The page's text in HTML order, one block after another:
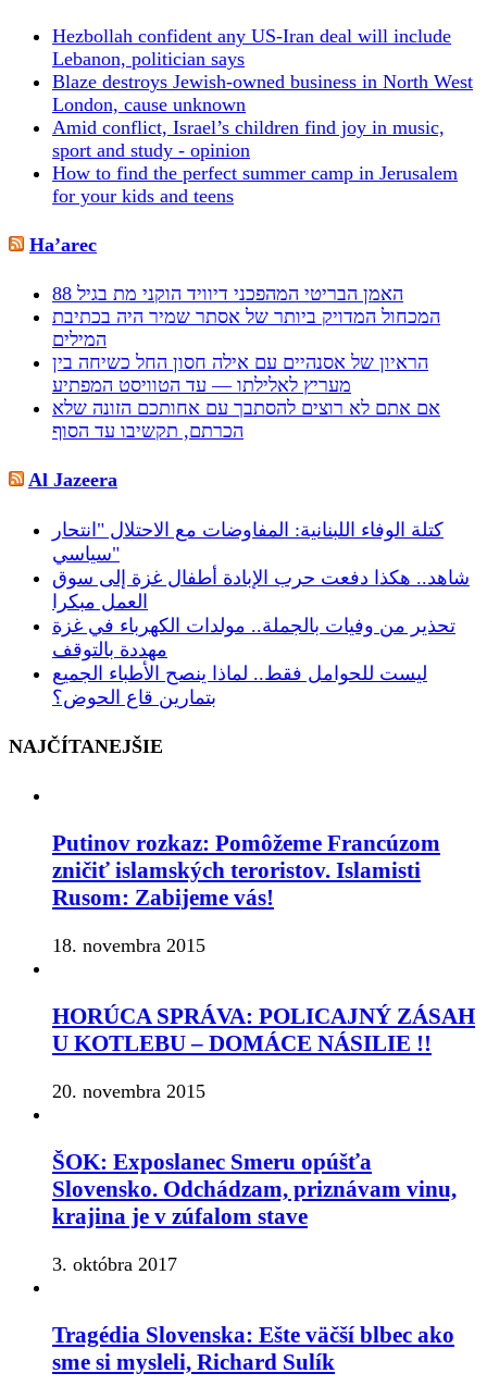
Hezbollah confident any US-Iran deal will include
Lebanon, politician says
Blaze destroys Jewish-owned business in North West
London, cause unknown
Amid conflict, Israel’s children find joy in music,
sport and study - opinion
How to find the perfect summer camp in Jerusalem
for your kids and teens
Ha’arec
האמן הבריטי המהפכני דיוויד הוקני מת בגיל 88
המכחול המדויק ביותר של אסתר שמיר היה בכתיבת
המילים
הראיון של אסנהיים עם אילה חסון החל כשיחה בין
מעריץ לאלילתו — עד הטוויסט המפתיע
אם אתם לא רוצים להסתבך עם אחותכם הזונה שלא
הכרתם, תקשיבו עד הסוף
Al Jazeera
كتلة الوفاء اللبنانية: المفاوضات مع الاحتلال "انتحار
سياسي"
شاهد.. هكذا دفعت حرب الإبادة أطفال غزة إلى سوق
العمل مبكرا
تحذير من وفيات بالجملة.. مولدات الكهرباء في غزة
مهددة بالتوقف
ليست للحوامل فقط.. لماذا ينصح الأطباء الجميع
بتمارين قاع الحوض؟
NAJČÍTANEJŠIE
Putinov rozkaz: Pomôžeme Francúzom
zničiť islamských teroristov. Islamisti
Rusom: Zabijeme vás!
18. novembra 2015
HORÚCA SPRÁVA: POLICAJNÝ ZÁSAH
U KOTLEBU – DOMÁCE NÁSILIE !!
20. novembra 2015
ŠOK: Exposlanec Smeru opúšťa
Slovensko. Odchádzam, priznávam vinu,
krajina je v zúfalom stave
3. októbra 2017
Tragédia Slovenska: Ešte väčší blbec ako
sme si mysleli, Richard Sulík